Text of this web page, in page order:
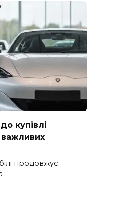
купівлі
продовжує